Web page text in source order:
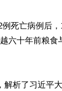
死亡病例后
六十年前粮食
析了习近平